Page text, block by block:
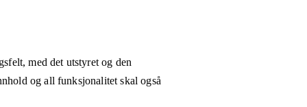
med det utstyret og den
og all funksjonalitet skal også